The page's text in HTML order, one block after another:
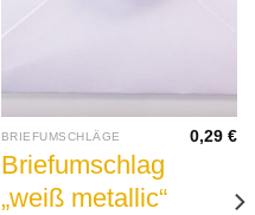
BRIEFUMSCHLÄGE
Briefumschlag
„weiß metallic“
0,29€